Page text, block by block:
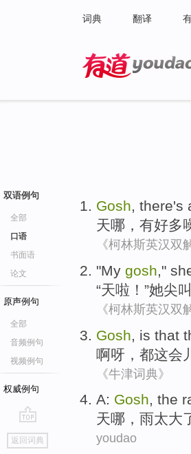
词典 翻译
双语例句
全部
口语
书面语
论文
原声例句
全部
音频例句
视频例句
权威例句
go
top
返回词典
Gosh, there's
天哪， 有好多
《柯林斯英汉双
"My gosh,"
“天啦！”她尖
《柯林斯英汉双
Gosh is that
啊呀 ， 都这会
《牛津词典》
A: Gosh, the
天哪 ， 雨太大
youdao